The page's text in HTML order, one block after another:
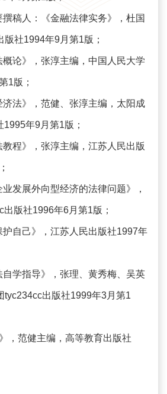
稿人：《金融法律实务》，杜国
社1994年9月第1版；
论》，张淳主编，中国人民大学
1版；
济法》，范健、张淳主编，太阳成
年9月第1版；
程》，张淳主编，江苏人民出版
发展外向型经济的法律问题》，
版社1996年6月第1版；
护自己》，江苏人民出版社1997年
自学指导》，张理、黄秀梅、吴英
tyc234cc出版社1999年3月第1
，范健主编，高等教育出版社